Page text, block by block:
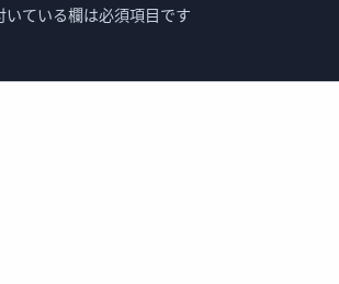
いている欄は必須項目です